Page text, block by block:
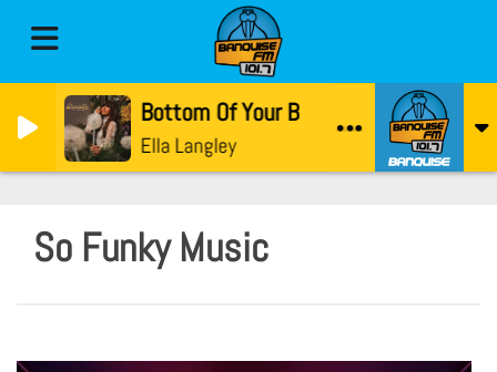
Bottom Of Your Boots
Ella Langley
So Funky Music